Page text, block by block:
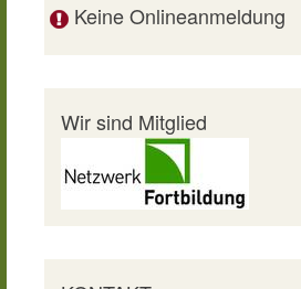
Keine Onlineanmeldung
Wir sind Mitglied